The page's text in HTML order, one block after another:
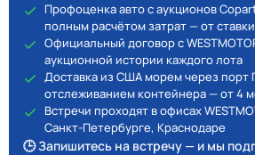
Профоценка авто с аукционов
полным расчётом затрат — от
Официальный договор с
аукционной истории каждого лота
Доставка из США морем через порт
отслеживанием контейнера — от 4
Встречи проходят в офисах
Санкт-Петербурге, Краснодаре
🕒 Запишитесь на встречу — и мы